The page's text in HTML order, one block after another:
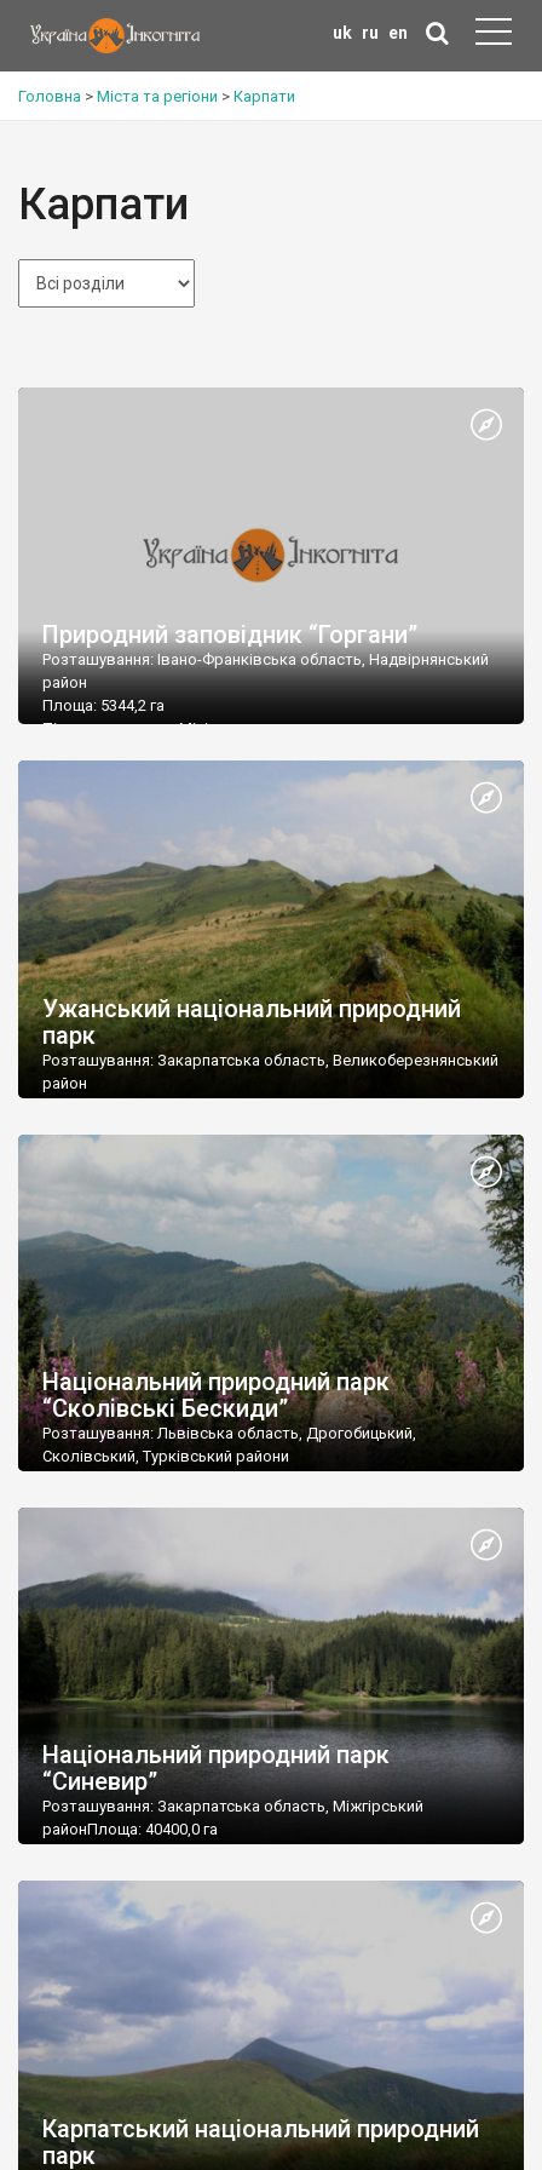
uk ru en
Головна > Міста та регіони > Карпати
Карпати
Природний заповідник “Горгани”
Розташування: Івано-Франківська область, Надвірнянський
район
Площа: 5344,2 га
Підпорядкування: Міністерство охорони навколишнього
Поштова адреса: 78400, Івано-Франківська область, м.
Надвірна,
вул. Комарова, 7
Тел/факс: (03475) 2 04 82, 2 04 80
Е-mail: gorgany@nadvirna.com.ua
Ужанський національний природний
парк
Розташування: Закарпатська область, Великоберезнянський
район
Національний природний парк
“Сколівські Бескиди”
Розташування: Львівська область, Дрогобицький,
Сколівський, Турківський райони
Поштова адреса: 82600, Львівська обл., Сколівський р-н, м.
Сколе, вул. Кн. Святослава, 3
Тел./факс: (03251) 2-14-11
E-mail: beskydy2005@ukr.net
Національний природний парк
“Синевир”
Розташування: Закарпатська область, Міжгірський
районПлоща: 40400,0 га
Поштова адреса: 90041, Закарпатська обл., Міжгірський р-н,
с. Синевир
Карпатський національний природний
парк